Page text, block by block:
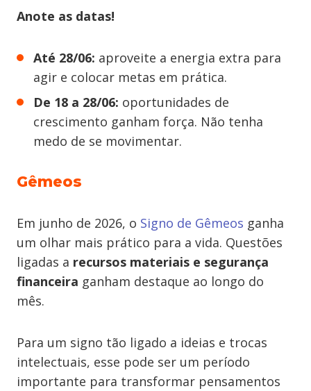
Anote as datas!
Até 28/06: aproveite a energia extra para
agir e colocar metas em prática.
De 18 a 28/06: oportunidades de
crescimento ganham força. Não tenha
medo de se movimentar.
Gêmeos
Em junho de 2026, o Signo de Gêmeos ganha
um olhar mais prático para a vida. Questões
ligadas a recursos materiais e segurança
financeira ganham destaque ao longo do
mês.
Para um signo tão ligado a ideias e trocas
intelectuais, esse pode ser um período
importante para transformar pensamentos